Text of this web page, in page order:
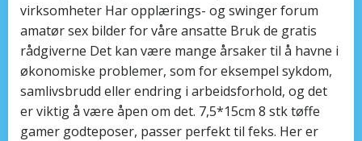
virksomheter Har opplærings- og swinger forum
amatør sex bilder for våre ansatte Bruk de gratis
rådgiverne Det kan være mange årsaker til å havne i
økonomiske problemer, som for eksempel sykdom,
samlivsbrudd eller endring i arbeidsforhold, og det
er viktig å være åpen om det. 7,5*15cm 8 stk tøffe
gamer godteposer, passer perfekt til feks. Her er